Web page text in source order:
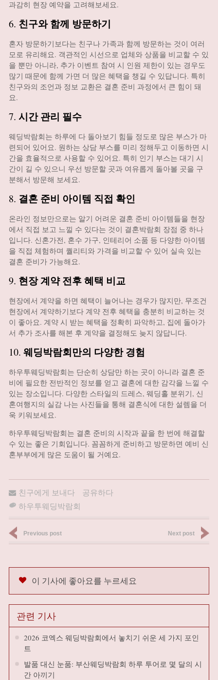
과감히 현장 예약을 고려해보세요.
6. 친구와 함께 방문하기
혼자 방문하기보다는 친구나 가족과 함께 방문하는 것이 여러
모로 유리해요. 객관적인 시선으로 업체와 상품을 비교할 수 있
을 뿐만 아니라, 추가 이벤트 참여 시 인원 제한이 있는 경우도
많기 때문에 함께 가면 더 많은 혜택을 챙길 수 있답니다. 특히
친구와의 조언과 정보 교환은 결혼 준비 과정에서 큰 힘이 돼
요.
7. 시간 관리 필수
웨딩박람회는 하루에 다 돌아보기 힘들 정도로 많은 부스가 마
련되어 있어요. 원하는 상담 부스를 미리 정해두고 이동하면 시
간을 효율적으로 사용할 수 있어요. 특히 인기 부스는 대기 시
간이 길 수 있으니 우선 방문할 곳과 여유롭게 돌아볼 곳을 구
분해서 방문해 보세요.
8. 결혼 준비 아이템 직접 확인
온라인 정보만으로는 알기 어려운 결혼 준비 아이템들을 현장
에서 직접 보고 느낄 수 있다는 것이 결혼박람회 장점 중 하나
입니다. 신혼가전, 혼수 가구, 인테리어 소품 등 다양한 아이템
을 직접 체험하며 퀄리티와 가격을 비교할 수 있어 실속 있는
결혼 준비가 가능해요.
9. 현장 계약 전후 혜택 비교
현장에서 계약을 하면 혜택이 늘어나는 경우가 많지만, 무조건
현장에서 계약하기보다 계약 전후 혜택을 충분히 비교하는 것
이 좋아요. 계약 시 받는 혜택을 정확히 파악하고, 집에 돌아가
서 추가 조사를 해본 후 계약을 결정해도 늦지 않답니다.
10. 웨딩박람회만의 다양한 경험
하우투웨딩박람회는 단순히 상담만 하는 곳이 아니라 결혼 준
비에 필요한 전반적인 정보를 얻고 결혼에 대한 감각을 느낄 수
있는 장소입니다. 다양한 스타일의 드레스, 웨딩홀 분위기, 신
혼여행지의 실감 나는 사진들을 통해 결혼식에 대한 설렘을 더
욱 키워보세요.
하우투웨딩박람회는 결혼 준비의 시작과 끝을 한 번에 해결할
수 있는 좋은 기회입니다. 꼼꼼하게 준비하고 방문하면 예비 신
혼부부에게 많은 도움이 될 거예요.
친구에게 보내다
공유하다
하우투웨딩박람회
Previous post Next post
이 기사에 좋아요를 누르세요
관련 기사
2026 코엑스 웨딩박람회에서 놓치기 쉬운 세 가지 포인
트
발품 대신 눈품: 부산웨딩박람회 하루 투어로 몇 달의 시
간 아끼기